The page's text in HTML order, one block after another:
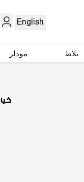
English
بلاط مودلر